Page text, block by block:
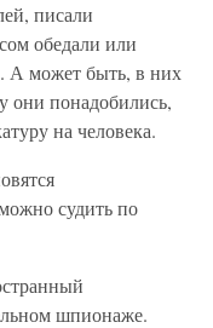
писали
обедали или
А может быть, в них
они понадобились,
на человека.
судить по
шпионаже.